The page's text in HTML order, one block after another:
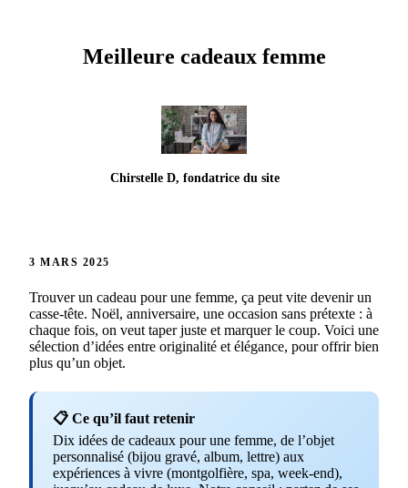
Meilleure cadeaux femme
Chirstelle D, fondatrice du site
3 MARS 2025
Trouver un cadeau pour une femme, ça peut vite devenir un
casse-tête. Noël, anniversaire, une occasion sans prétexte : à
chaque fois, on veut taper juste et marquer le coup. Voici une
sélection d’idées entre originalité et élégance, pour offrir bien
plus qu’un objet.
📋 Ce qu’il faut retenir
Dix idées de cadeaux pour une femme, de l’objet
personnalisé (bijou gravé, album, lettre) aux
expériences à vivre (montgolfière, spa, week-end),